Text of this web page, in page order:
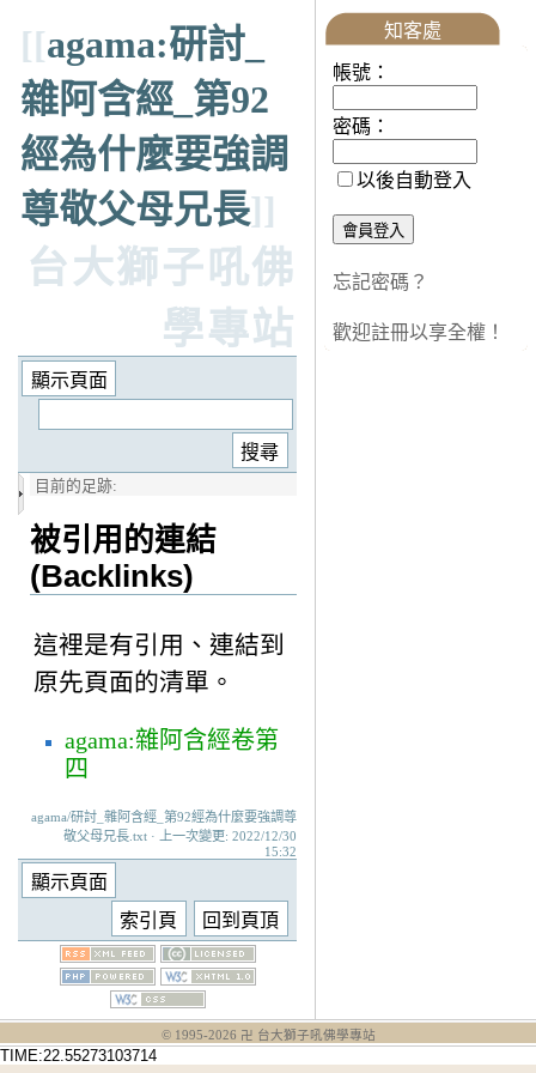
[[agama:研討_
雜阿含經_第92
經為什麼要強調
尊敬父母兄長]]
台大獅子吼佛
學專站
目前的足跡:
被引用的連結
(Backlinks)
這裡是有引用、連結到
原先頁面的清單。
agama:雜阿含經卷第
四
agama/研討_雜阿含經_第92經為什麼要強調尊
敬父母兄長.txt · 上一次變更: 2022/12/30
15:32
知客處
帳號：
密碼：
以後自動登入
忘記密碼？
歡迎註冊以享全權！
© 1995-2026 卍 台大獅子吼佛學專站
TIME:22.55273103714